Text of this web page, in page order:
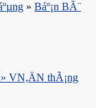
» Báº¡n BÃ¨
VN,ÄN thÃ¡ng